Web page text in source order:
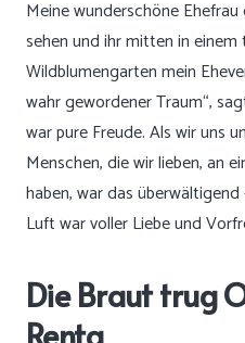
Meine wunderschöne
sehen und ihr mitten in
Wildblumengarten mein
wahr gewordener Traum“,
war pure Freude. Als wir uns
Menschen, die wir lieben, an
haben, war das
Luft war voller Liebe und
Die Braut trug